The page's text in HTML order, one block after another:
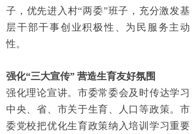
子，优先进入村“两委”班子，充分激发基
层干部干事创业积极性、为民服务主动
性。
强化“三大宣传” 营造生育友好氛围
强化理论宣讲。市委常委会及时传达学习
中央、省、市关于生育、人口等政策。市
委党校把优化生育政策纳入培训学习重要